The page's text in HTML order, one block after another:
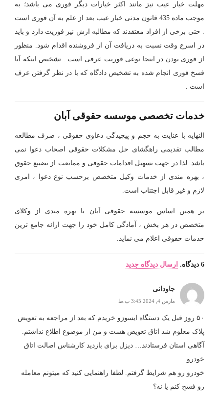
مهلت خیار عیب نیز مانند اکثر خیارات دیگر فوری می باشد؛ به
موجب ماده 435 قانون مدنی خیار عیب بعد از علم به آن فوری است
. حتی برخی از افراد معتقدند که مطالبه ارش نیز فوریت دارد و باید
در اسرع وقت نسبت به دریافت آن از فروشنده اقدام شود. منظور
از فوری بودن در اینجا نوعی فوریت عرفی است . تشخیص اینکه آیا
فسخ فوری انجام شده به تشخیص دادگاه که با در نظر گرفتن عرف
است .
خدمات تخصصی موسسه حقوقی آبان
النهایه با عنایت به حجم و پیچیدگی دعاوی حقوقی ، صرف مطالعه
مطالب تقدیمی راهگشای حل مشکلات حقوقی اصحاب دعوا نمی
باشد. لذا در جهت تسهیل اقدامات حقوقی و ممانعت از تضییع حقوق
، بهره مندی از خدمات وکیل متخصص برحسب نوع دعوا ، امری
لازم و غیر قابل اجتناب است.
بر همین اساس موسسه حقوقی آبان با بهره مندی از وکلای
متخصص در هر بخش ، آمادگی کامل خود را جهت ارائه جامع ترین
خدمات حقوقی اعلام می نماید.
6 دیدگاه. ارسال دیدگاه جدید
جاودانی
مارس 4, 2024 3:45 ب.ظ
۵۰ روز قبل یک دستگاه ایسوزو خریدم که بعد از مراجعه به تعویض
پلاک معلوم شد اتاق تعویض هست و من از موضوع اطلاع نداشتم.
آگاهی استان فرستادند… دیزل برای بازدید کارشناس اصالت اتاق
خودرو.
خودرو رو هم شرایط گرفتم. لطفا راهنمایی کنید که میتونم معامله
رو فسخ کنم یا نه؟